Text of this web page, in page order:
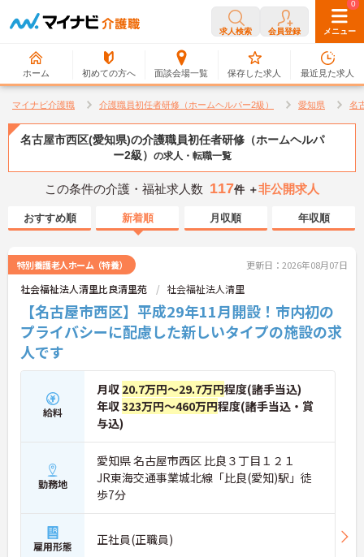
求人検索 会員登録 メニュー
ホーム 初めての方へ 面談会場一覧
0
保存した求人
0
最近見た求人
マイナビ介護職 介護職員初任者研修（ホームヘルパー2級） 愛知県 名
名古屋市西区(愛知県)の介護職員初任者研修（ホームヘルパ
ー2級） の求人・転職一覧
この条件の介護・福祉求人数 117件 ＋非公開求人
おすすめ順 新着順 月収順 年収順
特別養護老人ホーム（特養） 更新日：2026年08月07日
社会福祉法人清里比良清里苑 社会福祉法人清里
【名古屋市西区】平成29年11月開設！市内初の
プライバシーに配慮した新しいタイプの施設の求
人です
給料
月収 20.7万円～29.7万円程度(諸手当込)
年収323万円～460万円程度(諸手当込・賞
与込)
勤務地
愛知県 名古屋市西区 比良３丁目１２１
JR東海交通事業城北線「比良(愛知)駅」徒
歩7分
雇用形態 正社員(正職員)